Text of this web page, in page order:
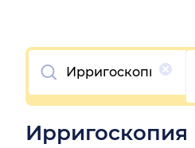
Очистить